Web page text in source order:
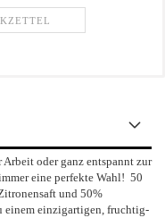
oder ganz entspannt zur
eine perfekte Wahl! 50
und 50%
einem einzigartigen, fruchtig-